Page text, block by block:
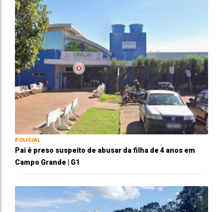
POLICIAL
Pai é preso suspeito de abusar da filha de 4 anos em
Campo Grande | G1